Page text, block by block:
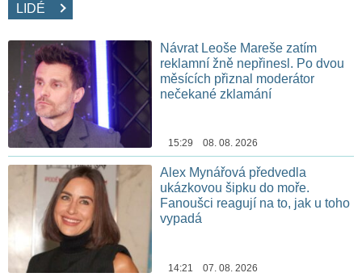
LIDÉ
Návrat Leoše Mareše zatím
reklamní žně nepřinesl. Po dvou
měsících přiznal moderátor
nečekané zklamání
15:29 08. 08. 2026
Alex Mynářová předvedla
ukázkovou šipku do moře.
Fanoušci reagují na to, jak u toho
vypadá
14:21 07. 08. 2026